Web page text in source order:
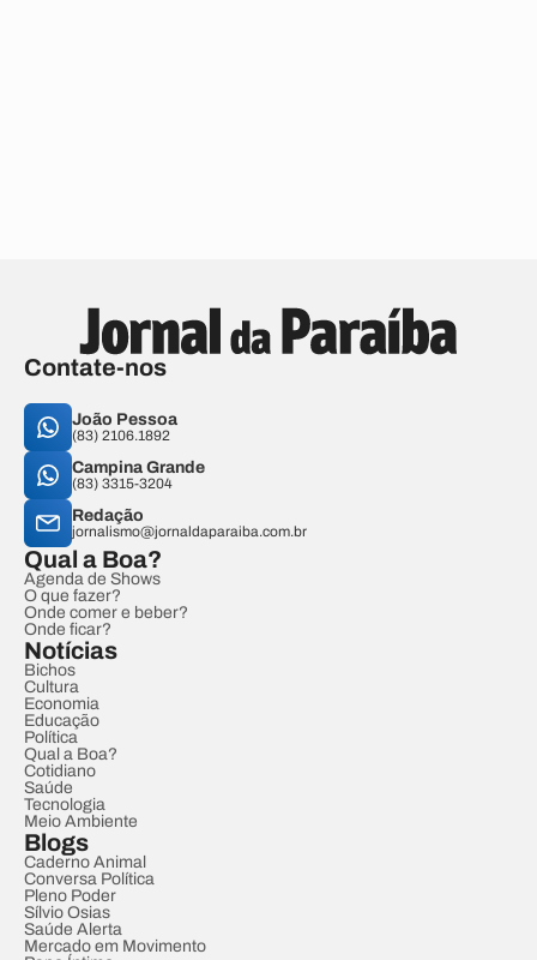
Contate-nos
João Pessoa
(83) 2106.1892
Campina Grande
(83) 3315-3204
Redação
jornalismo@jornaldaparaiba.com.br
Qual a Boa?
Agenda de Shows
O que fazer?
Onde comer e beber?
Onde ficar?
Notícias
Bichos
Cultura
Economia
Educação
Política
Qual a Boa?
Cotidiano
Saúde
Tecnologia
Meio Ambiente
Blogs
Caderno Animal
Conversa Política
Pleno Poder
Sílvio Osias
Saúde Alerta
Mercado em Movimento